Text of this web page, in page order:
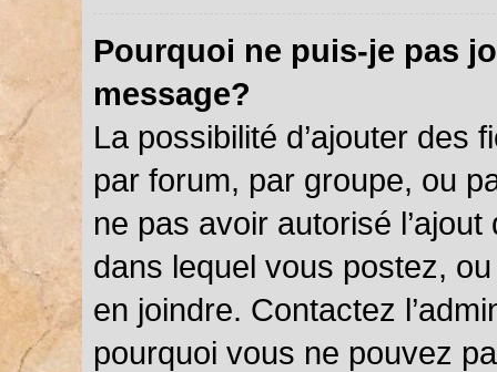
Pourquoi ne puis-je pas
message?
La possibilité d’ajouter des
par forum, par groupe, ou
ne pas avoir autorisé
dans lequel vous postez,
en joindre. Contactez
pourquoi vous ne pouvez